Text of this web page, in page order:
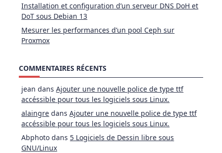
Installation et configuration d’un serveur DNS DoH et
DoT sous Debian 13
Mesurer les performances d’un pool Ceph sur
Proxmox
COMMENTAIRES RÉCENTS
jean dansAjouter une nouvelle police de type ttf
accéssible pour tous les logiciels sous Linux.
alaingre dansAjouter une nouvelle police de type ttf
accéssible pour tous les logiciels sous Linux.
Abphoto dans 5 Logiciels de Dessin libre sous
GNU/Linux